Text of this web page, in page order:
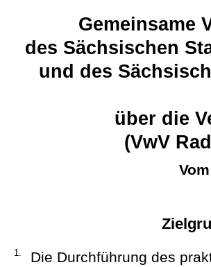
Gemeinsame
des Sächsischen
und des
über die
(VwV
1.
Die Durchführung des